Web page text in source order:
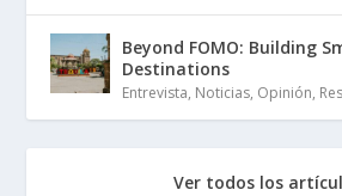
Beyond FOMO: Building
Destinations
Entrevista, Noticias, Opinión,
Ver todos los